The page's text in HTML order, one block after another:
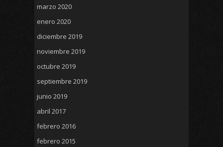
marzo 2020
enero 2020
diciembre 2019
noviembre 2019
octubre 2019
septiembre 2019
junio 2019
abril 2017
febrero 2016
febrero 2015